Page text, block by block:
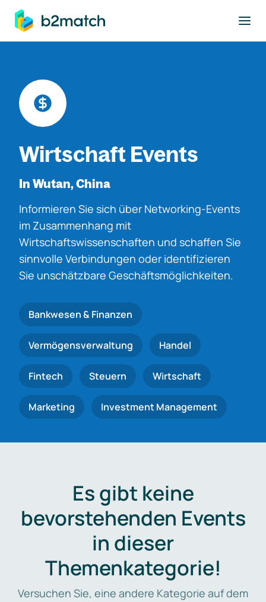
springen
Wirtschaft Events
In Wutan, China
Informieren Sie sich über Networking-Events
im Zusammenhang mit
Wirtschaftswissenschaften und schaffen Sie
sinnvolle Verbindungen oder identifizieren
Sie unschätzbare Geschäftsmöglichkeiten.
Bankwesen & Finanzen
Vermögensverwaltung Handel
Fintech Steuern Wirtschaft
Marketing Investment Management
Es gibt keine
bevorstehenden Events
in dieser
Themenkategorie!
Versuchen Sie, eine andere Kategorie auf dem